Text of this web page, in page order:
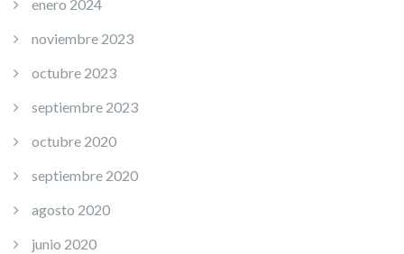
enero 2024
noviembre 2023
octubre 2023
septiembre 2023
octubre 2020
septiembre 2020
agosto 2020
junio 2020